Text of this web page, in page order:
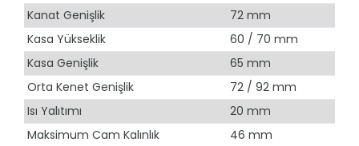
Kanat Genişlik
72 mm
Kasa Yükseklik
60 / 70 mm
Kasa Genişlik
65 mm
Orta Kenet Genişlik
72 / 92 mm
Isı Yalıtımı
20 mm
Maksimum Cam Kalınlık
46 mm